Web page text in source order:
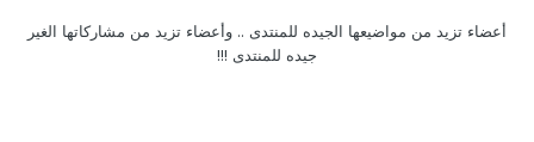
أعضاء تزيد من مواضيعها الجيده للمنتدى .. وأعضاء تزيد من مشاركاتها الغير
جيده للمنتدى !!!